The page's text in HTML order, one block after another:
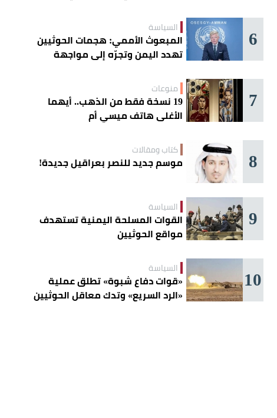
6 السياسة
المبعوث الأممي: هجمات الحوثيين
تهدد اليمن وتجرّه إلى مواجهة
7 منوعات
19 نسخة فقط من الذهب.. أيهما
الأغلى هاتف ميسي أم
8 كتاب ومقالات
موسم جديد للنصر بعراقيل جديدة!
9 السياسة
القوات المسلحة اليمنية تستهدف
مواقع الحوثيين
10 السياسة
«قوات دفاع شبوة» تطلق عملية
«الرد السريع» وتدك معاقل الحوثيين